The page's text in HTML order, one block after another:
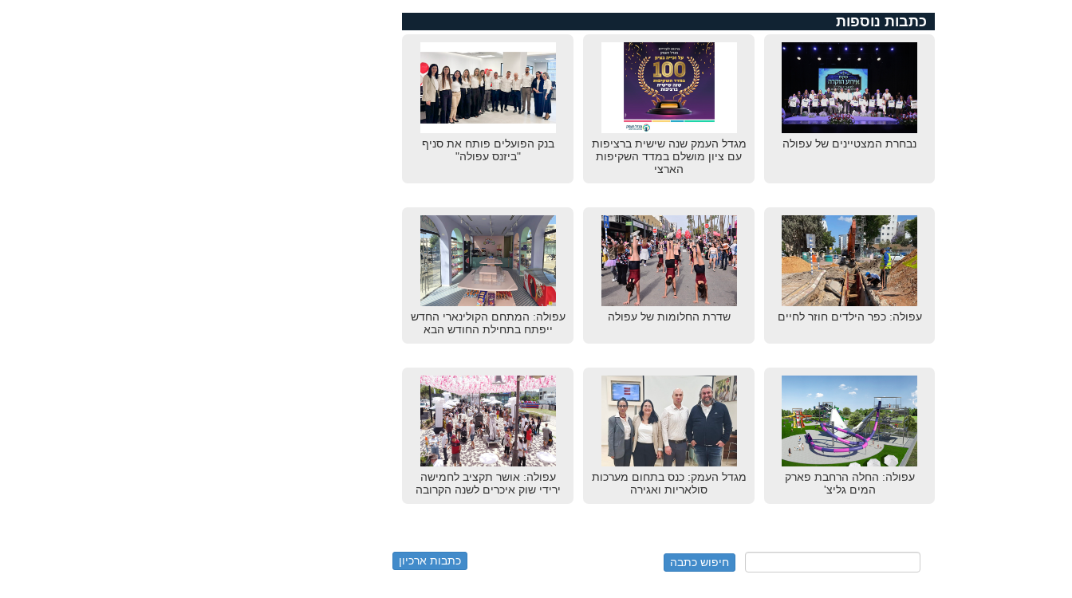
כתבות נוספות
נבחרת המצטיינים של עפולה
מגדל העמק שנה שישית ברציפות
עם ציון מושלם במדד השקיפות
הארצי
בנק הפועלים פותח את סניף
"ביזנס עפולה"
עפולה: כפר הילדים חוזר לחיים שדרת החלומות של עפולה
עפולה: המתחם הקולינארי החדש
ייפתח בתחילת החודש הבא
עפולה: החלה הרחבת פארק
המים גליצ'
מגדל העמק: כנס בתחום מערכות
סולאריות ואגירה
עפולה: אושר תקציב לחמישה
ירידי שוק איכרים לשנה הקרובה
כתבות ארכיון